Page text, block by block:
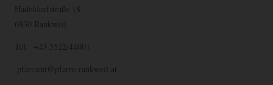
Hadeldorfstraße 18
6830 Rankweil
Tel: +43 5522/44001
pfarramt@pfarre-rankweil.at